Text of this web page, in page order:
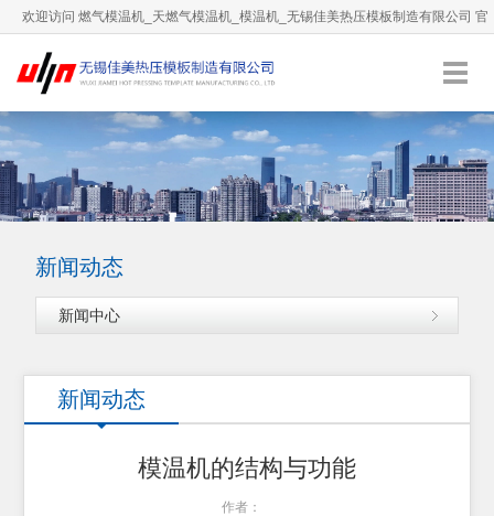
欢迎访问 燃气模温机_天燃气模温机_模温机_无锡佳美热压模板制造有限公司 官
方网站！
服务热线：0510-66892036 加入收藏
新闻动态
新闻中心
新闻动态
模温机的结构与功能
作者：